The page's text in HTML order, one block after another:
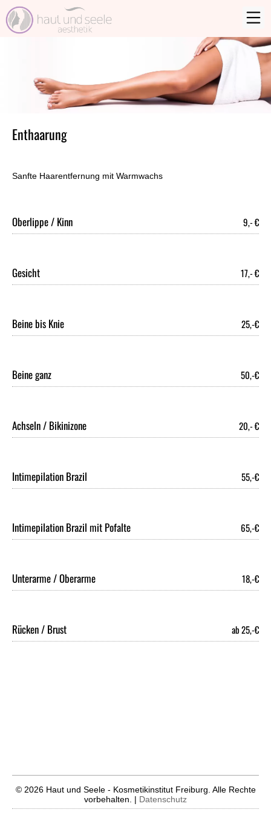
Enthaarung
Sanfte Haarentfernung mit Warmwachs
Oberlippe / Kinn 9,- €
Gesicht 17,- €
Beine bis Knie 25,-€
Beine ganz 50,-€
Achseln / Bikinizone 20,- €
Intimepilation Brazil 55,-€
Intimepilation Brazil mit Pofalte 65,-€
Unterarme / Oberarme 18,-€
Rücken / Brust ab 25,-€
© 2026 Haut und Seele - Kosmetikinstitut Freiburg. Alle Rechte
vorbehalten. | Datenschutz